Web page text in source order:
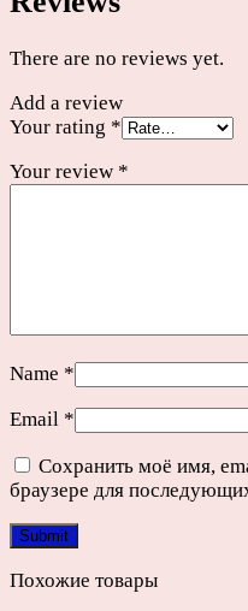
There are no reviews yet.
Add a review
Your rating *
Your review *
Name *
Email *
Сохранить моё имя,
браузере для
Похожие товары